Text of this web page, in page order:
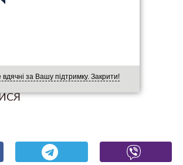
вдячні за Вашу підтримку. Закрити!